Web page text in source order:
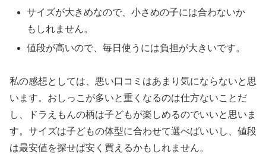
サイズが大きめなので、小さめの子には合わないか
もしれません。
値段が高いので、毎日使うには負担が大きいです。
私の感想としては、悪い口コミはあまり気にならないと思
います。おしっこが多いと重くなるのは仕方ないことだ
し、ドラえもんの柄は子どもが楽しめるのでいいと思いま
す。サイズは子どもの体型に合わせて選べばいいし、値段
は最安値を探せば安く買えるかもしれません。